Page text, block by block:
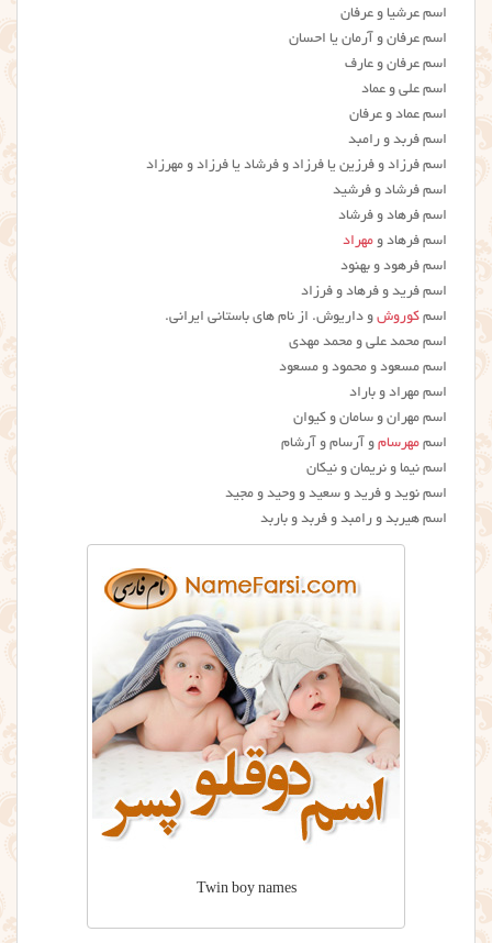
اسم عرشیا و عرفان
اسم عرفان و آرمان یا احسان
اسم عرفان و عارف
اسم علی و عماد
اسم عماد و عرفان
اسم فربد و رامبد
اسم فرزاد و فرزین یا فرزاد و فرشاد یا فرزاد و مهرزاد
اسم فرشاد و فرشید
اسم فرهاد و فرشاد
اسم فرهاد و مهراد
اسم فرهود و بهنود
اسم فرید و فرهاد و فرزاد
اسم کوروش و داریوش. از نام های باستانی ایرانی.
اسم محمد علی و محمد مهدی
اسم مسعود و محمود و مسعود
اسم مهراد و باراد
اسم مهران و سامان و کیوان
اسم مهرسام و آرسام و آرشام
اسم نیما و نریمان و نیکان
اسم نوید و فرید و سعید و وحید و مجید
اسم هیربد و رامبد و فربد و باربد
Twin boy names